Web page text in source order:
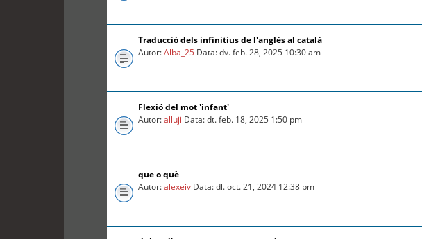
Traducció dels infinitius de l'anglès al català
Autor:Alba_25 Data: dv. feb. 28, 2025 10:30 am
Flexió del mot 'infant'
Autor:alluji Data: dt. feb. 18, 2025 1:50 pm
que o què
Autor:alexeiv Data: dl. oct. 21, 2024 12:38 pm